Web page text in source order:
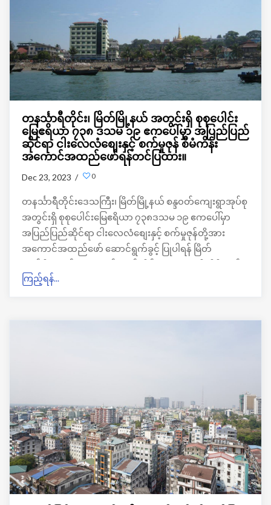
တနင်္သာရီတိုင်း၊ မြိတ်မြို့နယ် အတွင်းရှိ စုစုပေါင်း
မြေဧရိယာ ၇၃၈ ဒသမ ၁၉ ဧကပေါ်မှာ အပြည်ပြည်
ဆိုင်ရာ ငါးလေလံစျေးနှင့် စက်မှုဇုန် စီမံကိန်း
အကောင်အထည်ဖော်ရန်တင်ပြထား။
Dec 23, 2023 / 0
တနင်္သာရီတိုင်းဒေသကြီး၊ မြိတ်မြို့နယ် စန္ဒ၀တ်ကျေးရွာအုပ်စု
အတွင်းရှိ စုစုပေါင်းမြေဧရိယာ ၇၃၈ဒသမ ၁၉ ဧကပေါ်မှာ
အပြည်ပြည်ဆိုင်ရာ ငါးလေလံစျေးနှင့် စက်မှုဇုန်တို့အား
အကောင်အထည်ဖော် ဆောင်ရွက်ခွင့် ပြုပါရန် မြိတ်
တင်ပြလာမှုအပေါ် တိုင်းဒေသကြီးအစိုးရအဖွဲ့ကပြည်ထောင်စု
ကြည့်ရန်...